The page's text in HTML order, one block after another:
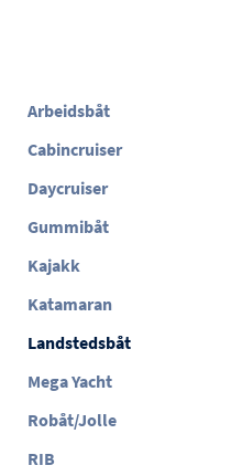
Arbeidsbåt
Cabincruiser
Daycruiser
Gummibåt
Kajakk
Katamaran
Landstedsbåt
Mega Yacht
Robåt/Jolle
RIB